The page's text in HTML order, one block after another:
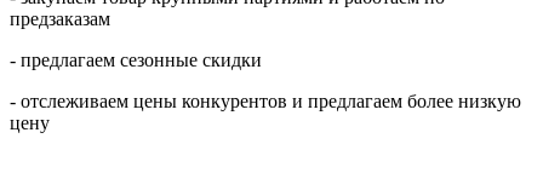
предзаказам
- предлагаем сезонные скидки
- отслеживаем цены конкурентов и предлагаем более низкую
цену